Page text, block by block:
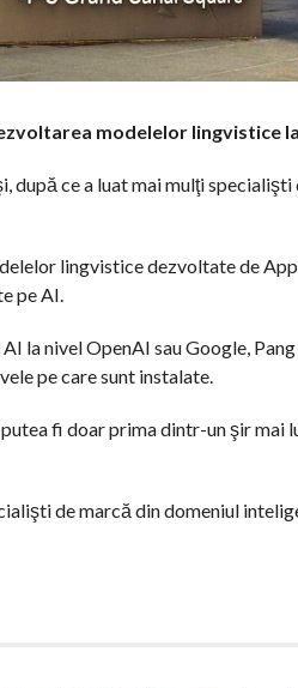
modelelor lingvistice
ce a luat mai mulţi
lingvistice dezvoltate de
pe AI.
la nivel OpenAI sau Google,
pe care sunt instalate.
fi doar prima dintr-un şir mai
de marcă din domeniul